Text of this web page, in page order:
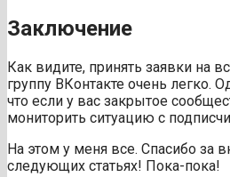
Заключение
Как видите, принять заявки на
группу ВКонтакте очень легко.
что если у вас закрытое
мониторить ситуацию с
На этом у меня все. Спасибо за
следующих статьях! Пока-пока!